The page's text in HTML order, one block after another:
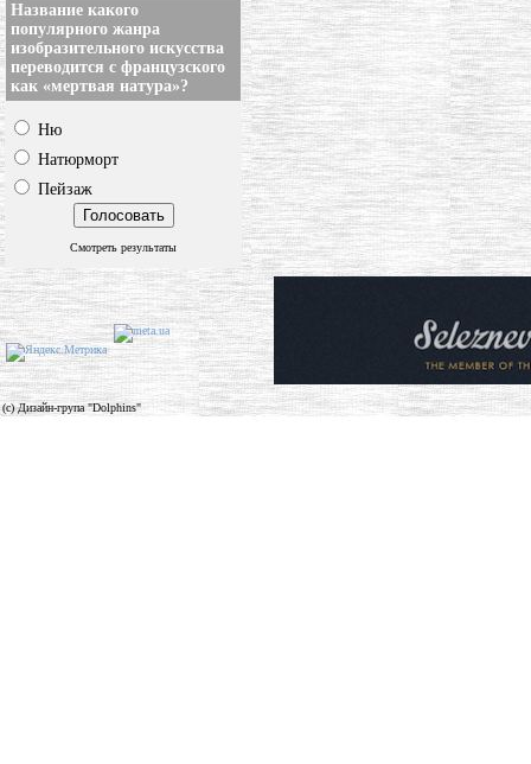
Название какого
популярного жанра
изобразительного искусства
переводится с французского
как «мертвая натура»?
Ню
Натюрморт
Пейзаж
Смотреть результаты
(c) Дизайн-група "Dolphins"